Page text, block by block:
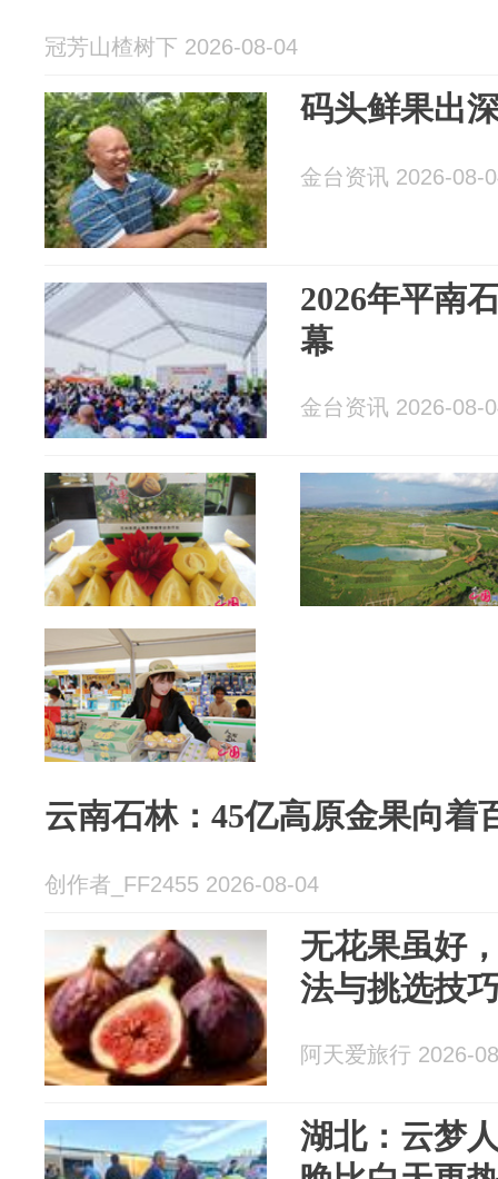
冠芳山楂树下 2026-08-04
码头鲜果出
金台资讯 2026-08-
2026年平南
幕
金台资讯 2026-08-
云南石林：45亿高原金果向着
创作者_FF2455 2026-08-04
无花果虽好
法与挑选技
阿天爱旅行 2026-
湖北：云梦